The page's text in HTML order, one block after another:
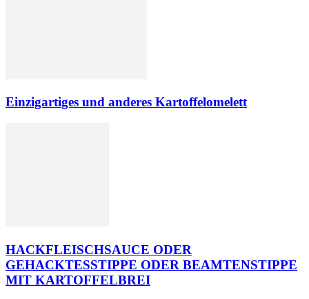
Einzigartiges und anderes Kartoffelomelett
HACKFLEISCHSAUCE ODER
GEHACKTESSTIPPE ODER BEAMTENSTIPPE
MIT KARTOFFELBREI